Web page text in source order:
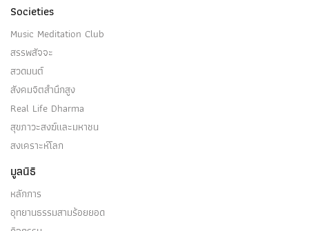
Societies
Music Meditation Club
สรรพสัจจะ
สวดมนต์
สังคมจิตสำนึกสูง
Real Life Dharma
สุขภาวะสงฆ์และมหาชน
สงเคราะห์โลก
มูลนิธิ
หลักการ
อุทยานธรรมสามร้อยยอด